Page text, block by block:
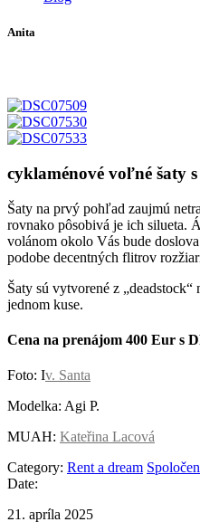
Anita
cyklaménové voľné šaty
Šaty na prvý pohľad zaujmú
rovnako pôsobivá je ich silueta.
volánom okolo Vás bude
podobe decentných flitrov
Šaty sú vytvorené z
jednom kuse.
Cena na prenájom 400 Eur s
Foto: Iv. Santa
Modelka: Agi P.
MUAH: Kateřina Lacová
Category: Rent a dream
Date:
21. apríla 2025